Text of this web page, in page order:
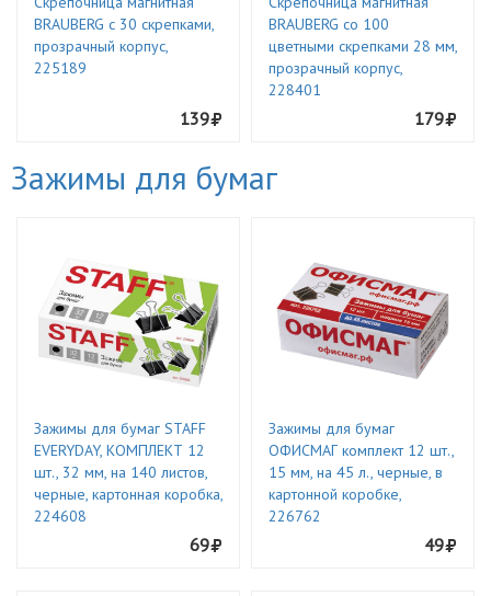
BRAUBERG с 30 скрепками,
прозрачный корпус,
225189
139
BRAUBERG со 100
цветными скрепками 28 мм,
прозрачный корпус,
228401
179
Зажимы для бумаг
Зажимы для бумаг STAFF
EVERYDAY, КОМПЛЕКТ 12
шт., 32 мм, на 140 листов,
черные, картонная коробка,
224608
69
Зажимы для бумаг
ОФИСМАГ комплект 12 шт.,
15 мм, на 45 л., черные, в
картонной коробке,
226762
49